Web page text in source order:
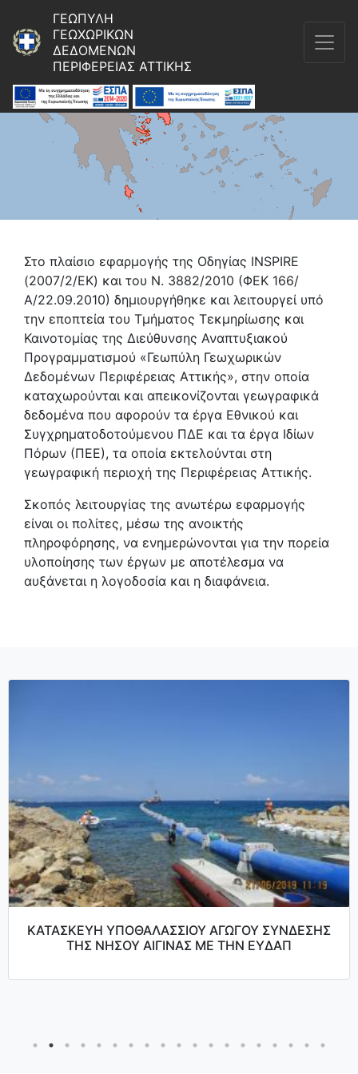
ΓΕΩΠΥΛΗ
ΓΕΩΧΩΡΙΚΩΝ
ΔΕΔΟΜΕΝΩΝ
ΠΕΡΙΦΕΡΕΙΑΣ ΑΤΤΙΚΗΣ
Στο πλαίσιο εφαρμογής της Οδηγίας INSPIRE
(2007/2/ΕΚ) και του Ν. 3882/2010 (ΦΕΚ 166/
Α/22.09.2010) δημιουργήθηκε και λειτουργεί υπό
την εποπτεία του Τμήματος Τεκμηρίωσης και
Καινοτομίας της Διεύθυνσης Αναπτυξιακού
Προγραμματισμού «Γεωπύλη Γεωχωρικών
Δεδομένων Περιφέρειας Αττικής», στην οποία
καταχωρούνται και απεικονίζονται γεωγραφικά
δεδομένα που αφορούν τα έργα Εθνικού και
Συγχρηματοδοτούμενου ΠΔΕ και τα έργα Ιδίων
Πόρων (ΠΕΕ), τα οποία εκτελούνται στη
γεωγραφική περιοχή της Περιφέρειας Αττικής.
Σκοπός λειτουργίας της ανωτέρω εφαρμογής
είναι οι πολίτες, μέσω της ανοικτής
πληροφόρησης, να ενημερώνονται για την πορεία
υλοποίησης των έργων με αποτέλεσμα να
αυξάνεται η λογοδοσία και η διαφάνεια.
ΚΑΤΑΣΚΕΥΗ ΥΠΟΘΑΛΑΣΣΙΟΥ ΑΓΩΓΟΥ ΣΥΝΔΕΣΗΣ
ΤΗΣ ΝΗΣΟΥ ΑΙΓΙΝΑΣ ΜΕ ΤΗΝ ΕΥΔΑΠ